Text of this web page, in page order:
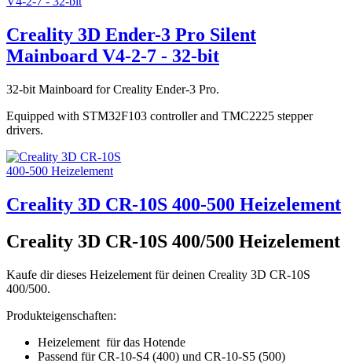
Creality 3D Ender-3 Pro Silent
Mainboard V4-2-7 - 32-bit
32-bit Mainboard for Creality Ender-3 Pro.
Equipped with STM32F103 controller and TMC2225 stepper
drivers.
Creality 3D CR-10S 400-500 Heizelement
Creality 3D CR-10S 400/500 Heizelement
Kaufe dir dieses Heizelement für deinen Creality 3D CR-10S
400/500.
Produkteigenschaften:
Heizelement für das Hotende
Passend für CR-10-S4 (400) und CR-10-S5 (500)